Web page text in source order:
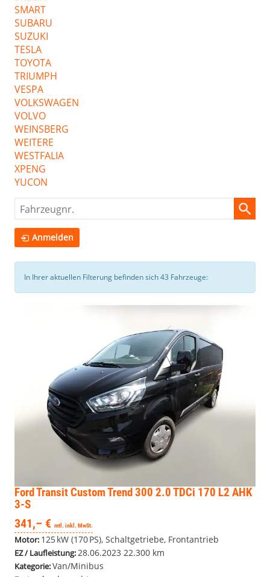
In Ihrer aktuellen Filterung befinden sich43 Fahrzeuge:
Ford Transit CustomTrend 300 2.0 TDCi 170 L2 AHK
3-S
341,– € mtl. inkl. MwSt.
Motor: 125 kW (170 PS), Schaltgetriebe, Frontantrieb
EZ / Laufleistung:28.06.2023 22.300 km
Kategorie:Van/Minibus
SMART
SUBARU
SUZUKI
TESLA
TOYOTA
TRIUMPH
VESPA
VOLKSWAGEN
VOLVO
WEINSBERG
WEITERE
WESTFALIA
XPENG
YUCON
Fahrzeugnr.
Anmelden